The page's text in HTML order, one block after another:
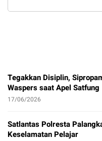
Tegakkan Disiplin,
Waspers saat Apel Satfung
17/06/2026
Satlantas Polresta
Keselamatan Pelajar